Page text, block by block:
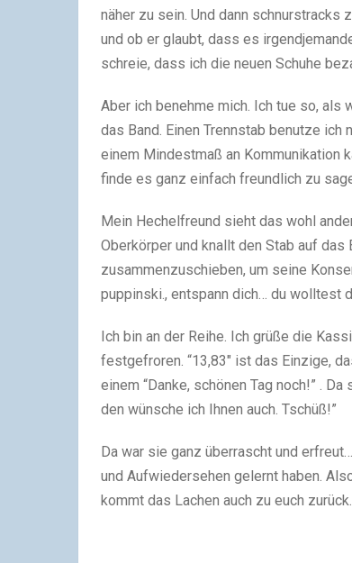
näher zu sein. Und dann
und ob er glaubt, dass es
schreie, dass ich die neuen Schuhe
Aber ich benehme mich. Ich tue so, als
das Band. Einen Trennstab benutze
einem Mindestmaß an Kommunikation
finde es ganz einfach freundlich zu
Mein Hechelfreund sieht das wohl
Oberkörper und knallt den Stab auf
zusammenzuschieben, um seine
puppinski., entspann dich… du wolltest
Ich bin an der Reihe. Ich grüße die
festgefroren. “13,83″ ist das Einzige,
einem “Danke, schönen Tag noch!” .
den wünsche ich Ihnen auch. Tschüß!”
Da war sie ganz überrascht und
und Aufwiedersehen gelernt haben.
kommt das Lachen auch zu euch zurück.